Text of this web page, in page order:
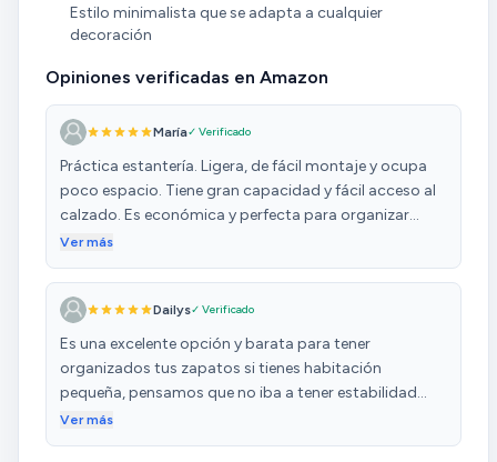
Estilo minimalista que se adapta a cualquier
decoración
Opiniones verificadas en Amazon
María✓ Verificado
Práctica estantería. Ligera, de fácil montaje y ocupa
poco espacio. Tiene gran capacidad y fácil acceso al
calzado. Es económica y perfecta para organizar
todo el calzado. Muy recomendable.
Ver más
Dailys✓ Verificado
Es una excelente opción y barata para tener
organizados tus zapatos si tienes habitación
pequeña, pensamos que no iba a tener estabilidad
pero para nuestra sorpresa soporta muy bien el peso
Ver más